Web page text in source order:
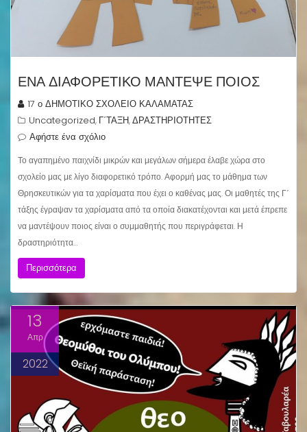
ΈΝΑ ΔΙΑΦΟΡΕΤΙΚΌ ΜΆΝΤΕΨΕ ΠΟΙΟΣ
17 ο ΔΗΜΟΤΙΚΟ ΣΧΟΛΕΙΟ ΚΑΛΑΜΑΤΑΣ
Uncategorized, Γ΄ΤΑΞΗ,ΔΡΑΣΤΗΡΙΟΤΗΤΕΣ
Αφήστε ένα σχόλιο
Το αγαπημένο παιχνίδι μικρών και μεγάλων σήμερα έλαβε χώρα στο
σχολείο μας με λίγο διαφορετικό τρόπο. Αφορμή μας το μάθημα των
Θρησκευτικών για τα χαρίσματα που έχει ο καθένας μας. Οι μαθητές της Γ΄
τάξης έγραψαν τα χαρίσματα από τα οποία διακατέχονται και μετά έπρεπε
να μαντέψουν ποιος είναι ο συμμαθητής που περιγράφεται. Η
δραστηριότητα…
Περισσότερα
13
Απρ
2022